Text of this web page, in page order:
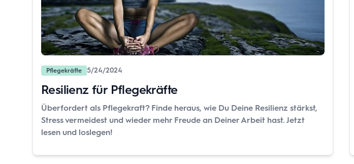
Pflegekräfte 5/24/2024
Resilienz für Pflegekräfte
Überfordert als Pflegekraft? Finde heraus, wie Du Deine Resilienz stärkst,
Stress vermeidest und wieder mehr Freude an Deiner Arbeit hast. Jetzt
lesen und loslegen!